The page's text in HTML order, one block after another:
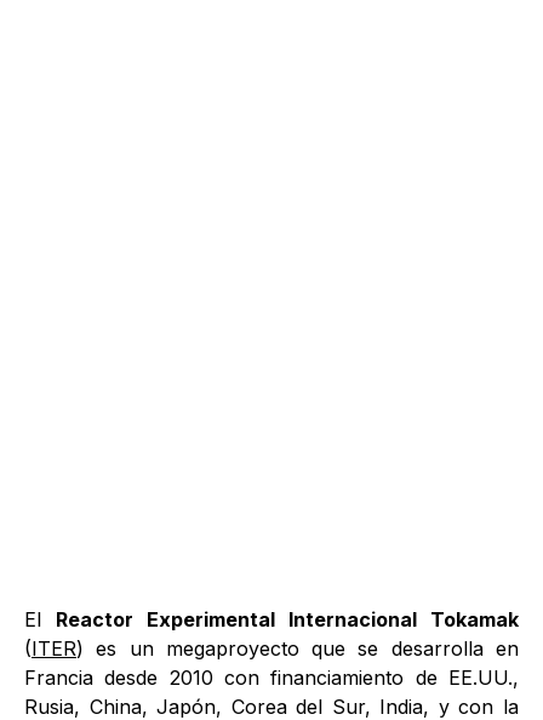
El Reactor Experimental Internacional Tokamak
(ITER) es un megaproyecto que se desarrolla en
Francia desde 2010 con financiamiento de EE.UU.,
Rusia, China, Japón, Corea del Sur, India, y con la